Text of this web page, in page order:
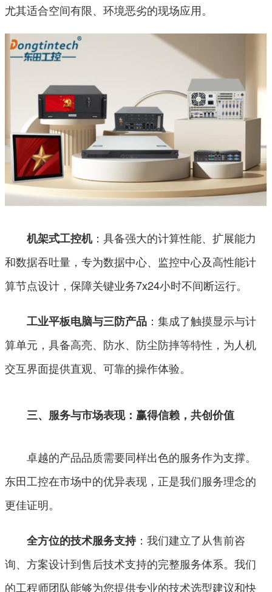
尤其适合空间有限、环境恶劣的现场应用。
机架式工控机：具备强大的计算性能、扩展能力
和数据吞吐量，专为数据中心、监控中心及高性能计
算节点设计，保障关键业务7x24小时不间断运行。
工业平板电脑与三防产品 ：集成了触摸显示与计
算单元，具备高亮、防水、防尘防摔等特性，为人机
交互界面提供直观、可靠的操作体验。
三、服务与市场表现：赢得信赖，共创价值
卓越的产品品质需要同样出色的服务作为支撑。
东田工控在市场中的优异表现，正是我们服务理念的
更佳证明。
全方位的技术服务支持：我们建立了从售前咨
询、方案设计到售后技术支持的完整服务体系。我们
的工程师团队能够为您提供专业的技术选型建议和快